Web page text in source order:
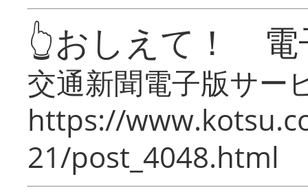
👆おしえて！ 電
交通新聞電子版サー
https://
21/post_4048.html